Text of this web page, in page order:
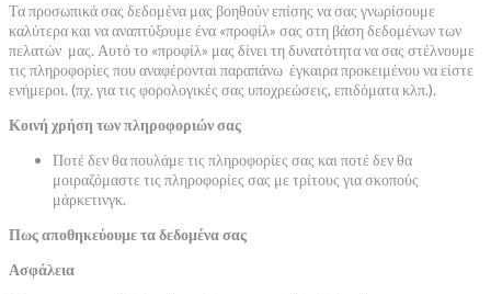
Τα προσωπικά σας δεδομένα μας βοηθούν επίσης να σας γνωρίσουμε
καλύτερα και να αναπτύξουμε ένα «προφίλ» σας στη βάση δεδομένων των
πελατών μας. Αυτό το «προφίλ» μας δίνει τη δυνατότητα να σας στέλνουμε
τις πληροφορίες που αναφέρονται παραπάνω έγκαιρα προκειμένου να είστε
ενήμεροι. (πχ. για τις φορολογικές σας υποχρεώσεις, επιδόματα κλπ.).
Κοινή χρήση των πληροφοριών σας
Ποτέ δεν θα πουλάμε τις πληροφορίες σας και ποτέ δεν θα
μοιραζόμαστε τις πληροφορίες σας με τρίτους για σκοπούς
μάρκετινγκ.
Πως αποθηκεύουμε τα δεδομένα σας
Ασφάλεια